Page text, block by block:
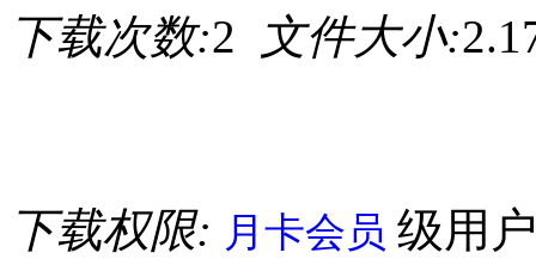
下载次数:2 文件大小:
下载权限: 月卡会员 级用